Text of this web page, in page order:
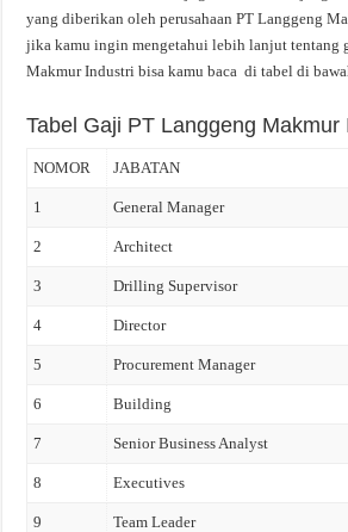
yang diberikan oleh perusahaan PT Langgeng
jika kamu ingin mengetahui lebih lanjut tentang
Makmur Industri bisa kamu baca di tabel di
Tabel Gaji PT Langgeng Makmur
NOMOR JABATAN
1 General Manager
2 Architect
3 Drilling Supervisor
4 Director
5 Procurement Manager
6 Building
7 Senior Business Analyst
8 Executives
9 Team Leader